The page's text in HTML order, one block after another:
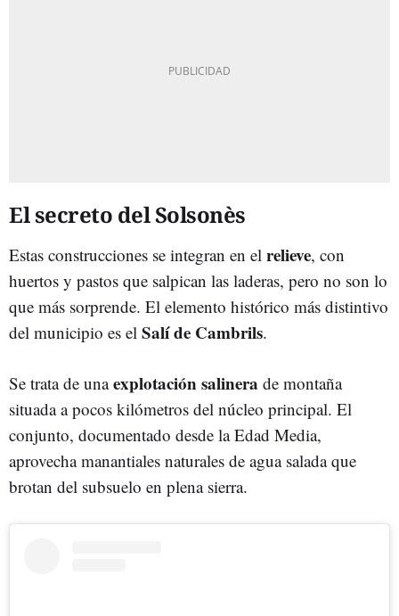
El secreto del Solsonès
Estas construcciones se integran en el relieve, con
huertos y pastos que salpican las laderas, pero no son lo
que más sorprende. El elemento histórico más distintivo
del municipio es el Salí de Cambrils.
Se trata de unaexplotación salinera de montaña
situada a pocos kilómetros del núcleo principal. El
conjunto, documentado desde la Edad Media,
aprovecha manantiales naturales de agua salada que
brotan del subsuelo en plena sierra.